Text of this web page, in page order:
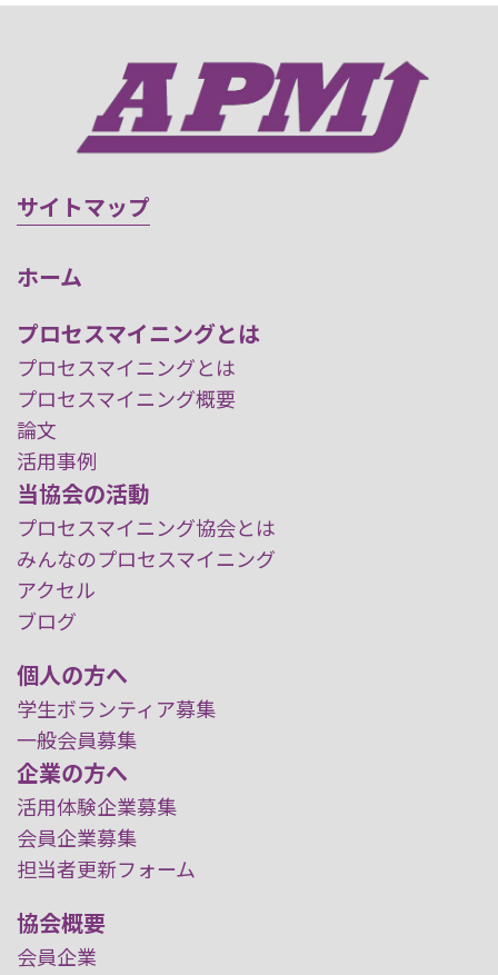
サイトマップ
ホーム
プロセスマイニングとは
プロセスマイニングとは
プロセスマイニング概要
論文
活用事例
当協会の活動
プロセスマイニング協会とは
みんなのプロセスマイニング
アクセル
ブログ
個人の方へ
学生ボランティア募集
一般会員募集
企業の方へ
活用体験企業募集
会員企業募集
担当者更新フォーム
協会概要
会員企業